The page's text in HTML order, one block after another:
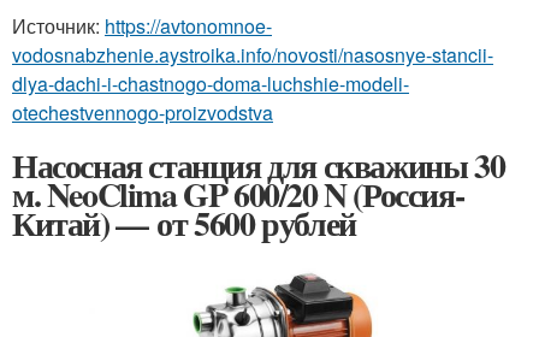
Источник: https://avtonomnoe-
vodosnabzhenie.aystroika.info/novosti/nasosnye-stancii-
dlya-dachi-i-chastnogo-doma-luchshie-modeli-
otechestvennogo-proizvodstva
Насосная станция для скважины 30
м. NeoClima GP 600/20 N (Россия-
Китай) — от 5600 рублей